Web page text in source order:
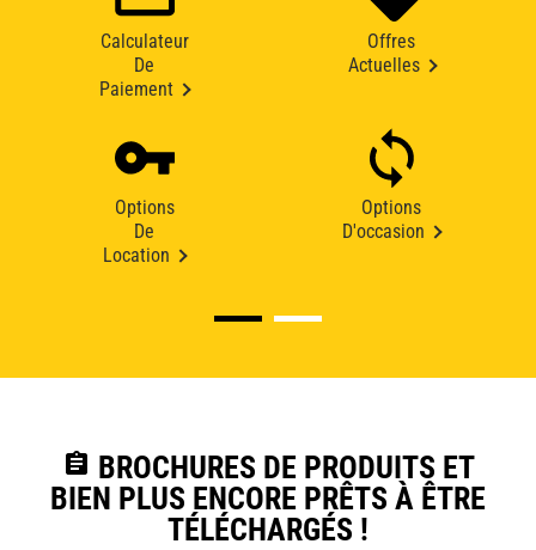
Calculateur
De
Paiement
Offres
Actuelles
Options
De
Location
Options
D'occasion
assignment BROCHURES DE PRODUITS ET
BIEN PLUS ENCORE PRÊTS À ÊTRE
TÉLÉCHARGÉS !